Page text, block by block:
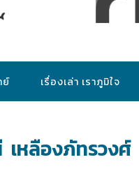
ย์ เรื่องเล่า เราภูมิใจ
หลืองภัทรวงศ์